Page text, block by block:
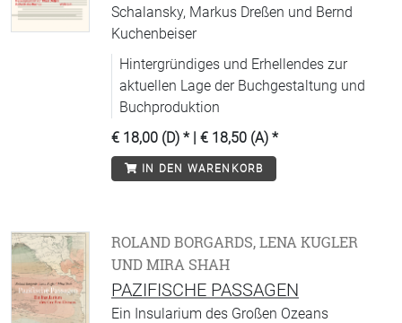
Schalansky, Markus Dreßen und Bernd
Kuchenbeiser
Hintergründiges und Erhellendes zur
aktuellen Lage der Buchgestaltung und
Buchproduktion
€ 18,00 (D) * | € 18,50 (A) *
IN DEN WARENKORB
ROLAND BORGARDS, LENA KUGLER
UND MIRA SHAH
PAZIFISCHE PASSAGEN
Ein Insularium des Großen Ozeans